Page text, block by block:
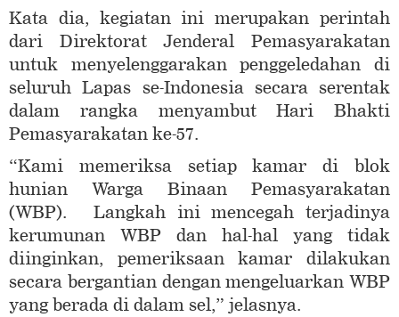
Kata dia, kegiatan ini merupakan perintah
dari Direktorat Jenderal Pemasyarakatan
untuk menyelenggarakan penggeledahan di
seluruh Lapas se-Indonesia secara serentak
dalam rangka menyambut Hari Bhakti
Pemasyarakatan ke-57.
“Kami memeriksa setiap kamar di blok
hunian Warga Binaan Pemasyarakatan
(WBP). Langkah ini mencegah terjadinya
kerumunan WBP dan hal-hal yang tidak
diinginkan, pemeriksaan kamar dilakukan
secara bergantian dengan mengeluarkan WBP
yang berada di dalam sel,” jelasnya.